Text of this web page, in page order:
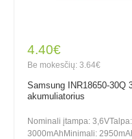
4.40€
Be mokesčių: 3.64€
Samsung INR18650-30Q
akumuliatorius
Nominali įtampa:
3000mAhMinimali: